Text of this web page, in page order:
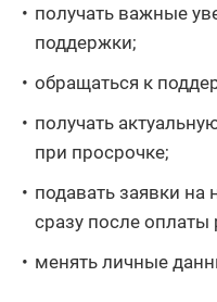
получать важные
поддержки;
обращаться к
получать
при просрочке;
подавать заявки
сразу после
менять личные